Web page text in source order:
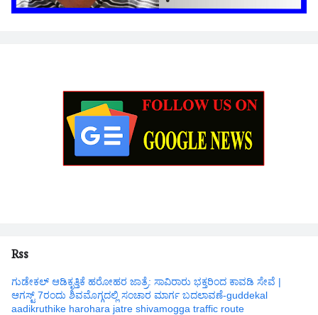
Rss
ಗುಡೇಕಲ್ ಆಡಿಕೃತ್ತಿಕೆ ಹರೋಹರ ಜಾತ್ರೆ: ಸಾವಿರಾರು ಭಕ್ತರಿಂದ ಕಾವಡಿ ಸೇವೆ |
ಆಗಸ್ಟ್ 7ರಂದು ಶಿವಮೊಗ್ಗದಲ್ಲಿ ಸಂಚಾರ ಮಾರ್ಗ ಬದಲಾವಣೆ-guddekal
aadikruthike harohara jatre shivamogga traffic route